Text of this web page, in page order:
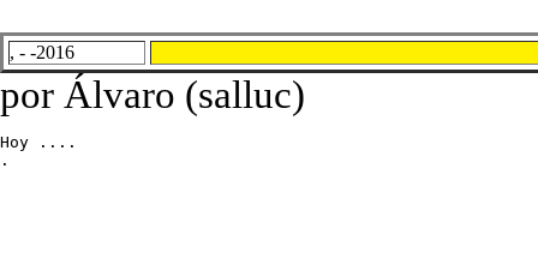
, - -2016
por Álvaro (salluc)
Hoy ....
.